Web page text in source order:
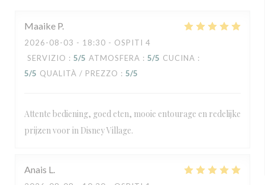
Maaike P
2026-08-03 - 18:30 - OSPITI 4
SERVIZIO : 5/5 ATMOSFERA : 5/5 CUCINA :
5/5 QUALITÀ / PREZZO : 5/5
Attente bediening, goed eten, mooie entourage en redelijke
prijzen voor in Disney Village.
Anais L